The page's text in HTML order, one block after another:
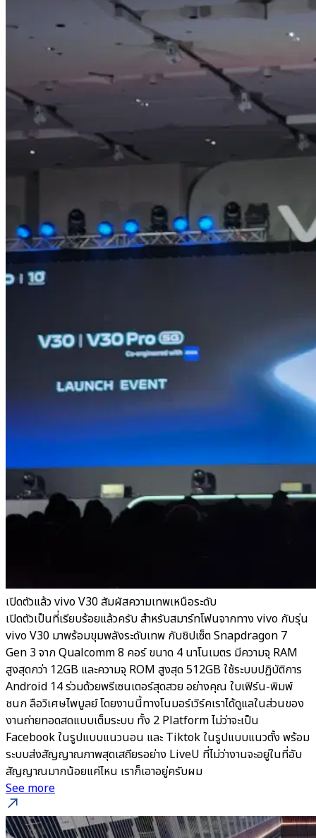
เปิดตัวแล้ว vivo V30 สัมผัสความเทพเหนือระดับ
เปิดตัวเป็นที่เรียบร้อยแล้วครับ สำหรับสมาร์ทโฟนจากทาง vivo กับรุ่น
vivo V30 มาพร้อมขุมพลังระดับเทพ กับชิปเซ็ต Snapdragon 7
Gen 3 จาก Qualcomm 8 คอร์ ขนาด 4 นาโนเมตร มีความจุ RAM
สูงสุดกว่า 12GB และความจุ ROM สูงสุด 512GB ใช้ระบบปฏิบัติการ
Android 14 ร่วมด้วยพรีเซนเตอร์สุดสวย อย่างคุณ ใบเฟิร์น-พิมพ์
ชนก ลือวิเศษไพบูลย์ โดยงานนี้ทางโนมอร์เวิร์คเราได้ดูแลในส่วนของ
งานถ่ายทอดสดแบบเต็มระบบ ทั้ง 2 Platform ไม่ว่าจะเป็น
Facebook ในรูปแบบแนวนอน และ Tiktok ในรูปแบบแนวตั้ง พร้อม
ระบบส่งสัญญาณภาพสุดเสถียรอย่าง LiveU ที่ไม่ว่างานจะอยู่ในที่อับ
สัญญาณมากน้อยแค่ไหน เราก็เอาอยู่ครับผม
See more